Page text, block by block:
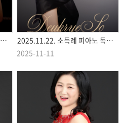
2025.11.22. 소득례 피아노 독주회
2025-11-11